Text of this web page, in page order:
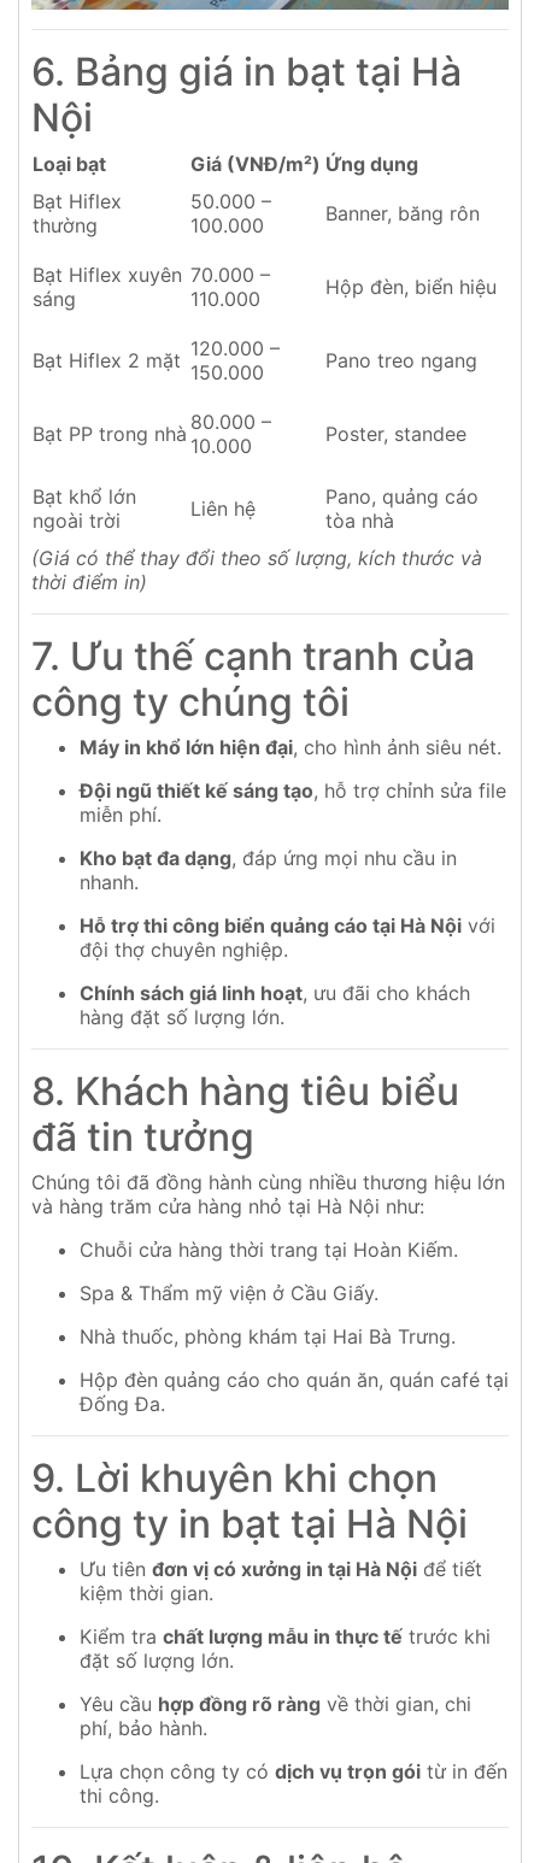
6. Bảng giá in bạt tại Hà
Nội
Loại bạt Giá (VNĐ/m²) Ứng dụng
Bạt Hiflex
thường
50.000 –
100.000
Banner, băng rôn
Bạt Hiflex xuyên
sáng
70.000 –
110.000
Hộp đèn, biển hiệu
Bạt Hiflex 2 mặt 120.000 –
150.000
Pano treo ngang
Bạt PP trong nhà 80.000 –
10.000
Poster, standee
Bạt khổ lớn
ngoài trời
Liên hệ
Pano, quảng cáo
tòa nhà
(Giá có thể thay đổi theo số lượng, kích thước và
thời điểm in)
7. Ưu thế cạnh tranh của
công ty chúng tôi
Máy in khổ lớn hiện đại, cho hình ảnh siêu nét.
Đội ngũ thiết kế sáng tạo, hỗ trợ chỉnh sửa file
miễn phí.
Kho bạt đa dạng, đáp ứng mọi nhu cầu in
nhanh.
Hỗ trợ thi công biển quảng cáo tại Hà Nội với
đội thợ chuyên nghiệp.
Chính sách giá linh hoạt, ưu đãi cho khách
hàng đặt số lượng lớn.
8. Khách hàng tiêu biểu
đã tin tưởng
Chúng tôi đã đồng hành cùng nhiều thương hiệu lớn
và hàng trăm cửa hàng nhỏ tại Hà Nội như:
Chuỗi cửa hàng thời trang tại Hoàn Kiếm.
Spa & Thẩm mỹ viện ở Cầu Giấy.
Nhà thuốc, phòng khám tại Hai Bà Trưng.
Hộp đèn quảng cáo cho quán ăn, quán café tại
Đống Đa.
9. Lời khuyên khi chọn
công ty in bạt tại Hà Nội
Ưu tiên đơn vị có xưởng in tại Hà Nội để tiết
kiệm thời gian.
Kiểm tra chất lượng mẫu in thực tế trước khi
đặt số lượng lớn.
Yêu cầu hợp đồng rõ ràng về thời gian, chi
phí, bảo hành.
Lựa chọn công ty có dịch vụ trọn gói từ in đến
thi công.